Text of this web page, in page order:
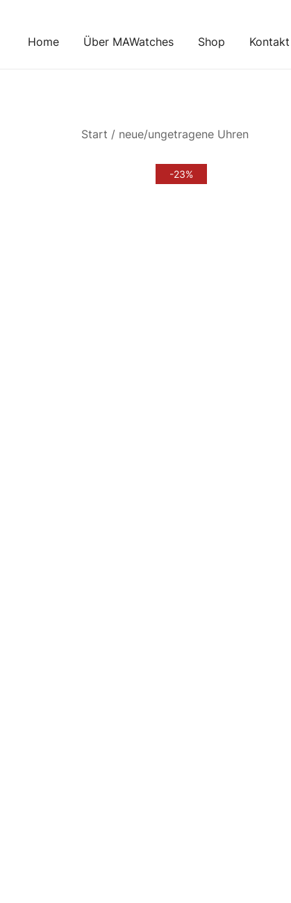
springenHome Über MAWatches Shop Kontakt
Start / neue/ungetragene Uhren
-23%